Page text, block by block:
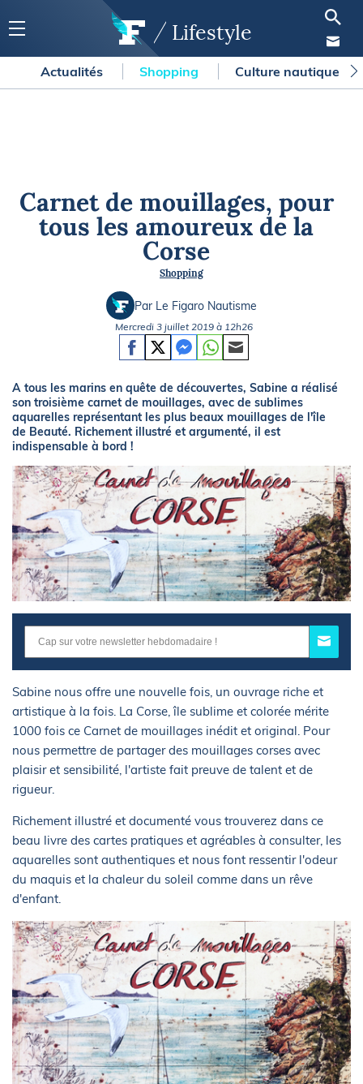
Lifestyle
Actualités Shopping Culture nautique
Carnet de mouillages, pour
tous les amoureux de la
Corse
Shopping
Par Le Figaro Nautisme
Mercredi 3 juillet 2019 à 12h26
A tous les marins en quête de découvertes, Sabine a réalisé
son troisième carnet de mouillages, avec de sublimes
aquarelles représentant les plus beaux mouillages de l'île
de Beauté. Richement illustré et argumenté, il est
indispensable à bord !
Sabine nous offre une nouvelle fois, un ouvrage riche et
artistique à la fois. La Corse, île sublime et colorée mérite
1000 fois ce Carnet de mouillages inédit et original. Pour
nous permettre de partager des mouillages corses avec
plaisir et sensibilité, l'artiste fait preuve de talent et de
rigueur.
Richement illustré et documenté vous trouverez dans ce
beau livre des cartes pratiques et agréables à consulter, les
aquarelles sont authentiques et nous font ressentir l'odeur
du maquis et la chaleur du soleil comme dans un rêve
d'enfant.